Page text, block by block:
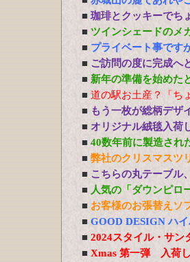
■ 珈琲とクッキーでち
■ ツインシェードのメ
■ プライベート事です
■ ご訪問の度に完成へ
■ 新年の準備を始めた
■ 道の駅お土産？「ち
■ もう一枚が総柄デザ
■ オリジナル絨毯入荷
■ 40数年前に製造され
■ 弊社のクリスマスツ
■ こちらの丸テーブル
■ 人気の「ダウンピロ
■ お客様のお張替えソ
■ GOOD DESIGN ハ
■ 2024スタイル・サン
■ Xmas 第一弾 入荷し